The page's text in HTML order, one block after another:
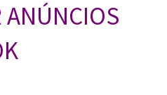
ANÚNCIOS